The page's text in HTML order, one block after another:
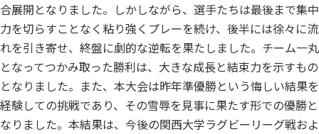
合展開となりました。しかしながら、選手たちは最後まで集中
力を切らすことなく粘り強くプレーを続け、後半には徐々に流
れを引き寄せ、終盤に劇的な逆転を果たしました。チーム一丸
となってつかみ取った勝利は、大きな成長と結束力を示すもの
となりました。また、本大会は昨年準優勝という悔しい結果を
経験しての挑戦であり、その雪辱を見事に果たす形での優勝と
なりました。本結果は、今後の関西大学ラグビーリーグ戦およ